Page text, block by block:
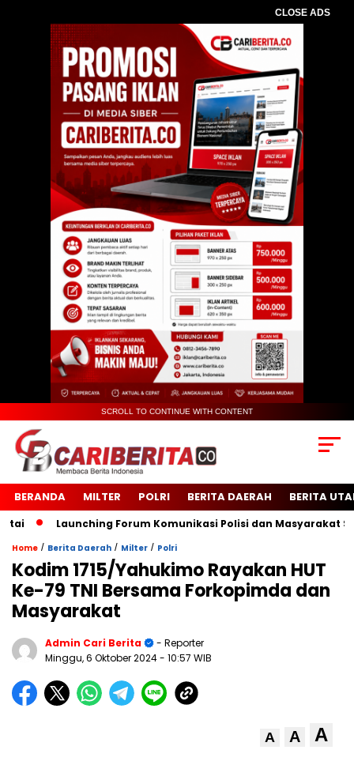
CLOSE ADS
SCROLL TO CONTINUE WITH CONTENT
BERANDA MILTER POLRI BERITA DAERAH BERITA
Launching Forum Komunikasi Polisi dan Masyarakat
Home / Berita Daerah / Milter / Polri
Kodim 1715/Yahukimo Rayakan HUT
Ke-79 TNI Bersama Forkopimda dan
Masyarakat
Admin Cari Berita
- Reporter
Minggu, 6 Oktober 2024- 10:57 WIB
A A A